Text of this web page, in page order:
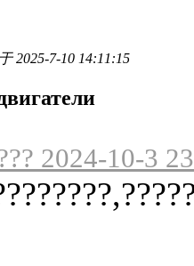
2025-7-10 14:11:15
2024-10-3